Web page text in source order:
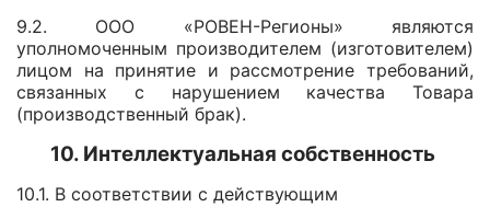
9.2. ООО «РОВЕН-Регионы» являются
уполномоченным производителем (изготовителем)
лицом на принятие и рассмотрение требований,
связанных с нарушением качества Товара
(производственный брак).
​10. Интеллектуальная собственность
10.1. В соответствии с действующим